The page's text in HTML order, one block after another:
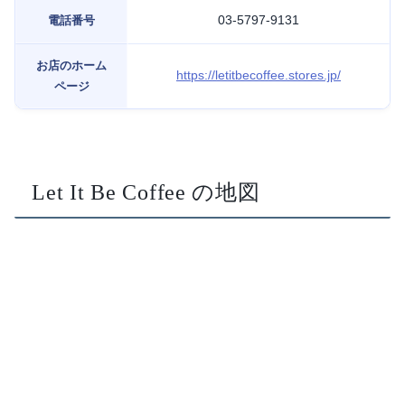
電話番号 03-5797-9131
お店のホーム
ページ
https://letitbecoffee.stores.jp/
Let It Be Coffee の地図